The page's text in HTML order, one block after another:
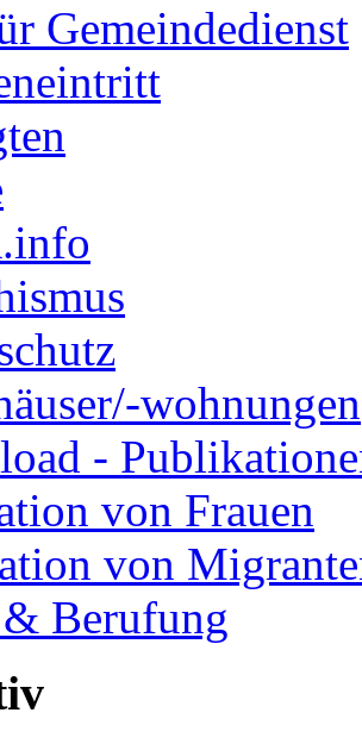
Gemeindedienst
wohnungen
-
von Frauen
von
Berufung